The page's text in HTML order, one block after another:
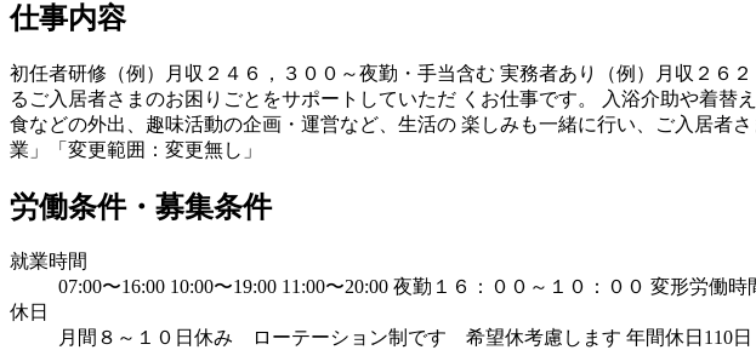
仕事内容
初任者研修（例）月収２４６，３００～夜勤・手当含む 実務者あり（例）月収２６
るご入居者さまのお困りごとをサポートしていただ くお仕事です。 入浴介助や着
食などの外出、趣味活動の企画・運営など、生活の 楽しみも一緒に行い、ご入居者
業」「変更範囲：変更無し」
労働条件・募集条件
就業時間
07:00〜16:00 10:00〜19:00 11:00〜20:00 夜勤１６：００～１０：００ 変形労働時
休日
月間８～１０日休み ローテーション制です 希望休考慮します 年間休日110日